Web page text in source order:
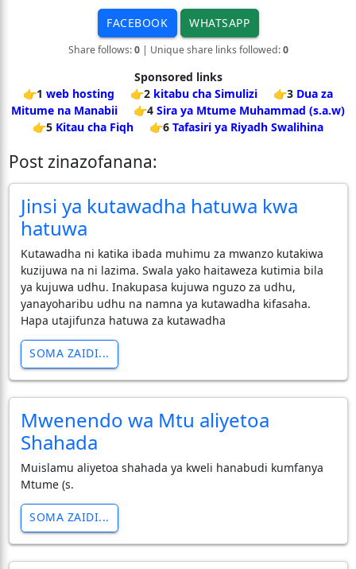
FACEBOOK WHATSAPP
Share follows:0| Unique share links followed:0
Sponsored links
👉1 web hosting 👉2 kitabu cha Simulizi 👉3 Dua za
Mitume na Manabii
👉4 Sira ya Mtume Muhammad (s.a.w)
👉5 Kitau cha Fiqh 👉6 Tafasiri ya Riyadh Swalihina
Post zinazofanana:
Jinsi ya kutawadha hatuwa kwa
hatuwa
Kutawadha ni katika ibada muhimu za mwanzo kutakiwa
kuzijuwa na ni lazima. Swala yako haitaweza kutimia bila
ya kujuwa udhu. Inakupasa kujuwa nguzo za udhu,
yanayoharibu udhu na namna ya kutawadha kifasaha.
Hapa utajifunza hatuwa za kutawadha
SOMA ZAIDI...
Mwenendo wa Mtu aliyetoa
Shahada
Muislamu aliyetoa shahada ya kweli hanabudi kumfanya
Mtume (s.
SOMA ZAIDI...